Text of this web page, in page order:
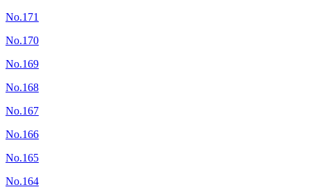
No.171
No.170
No.169
No.168
No.167
No.166
No.165
No.164